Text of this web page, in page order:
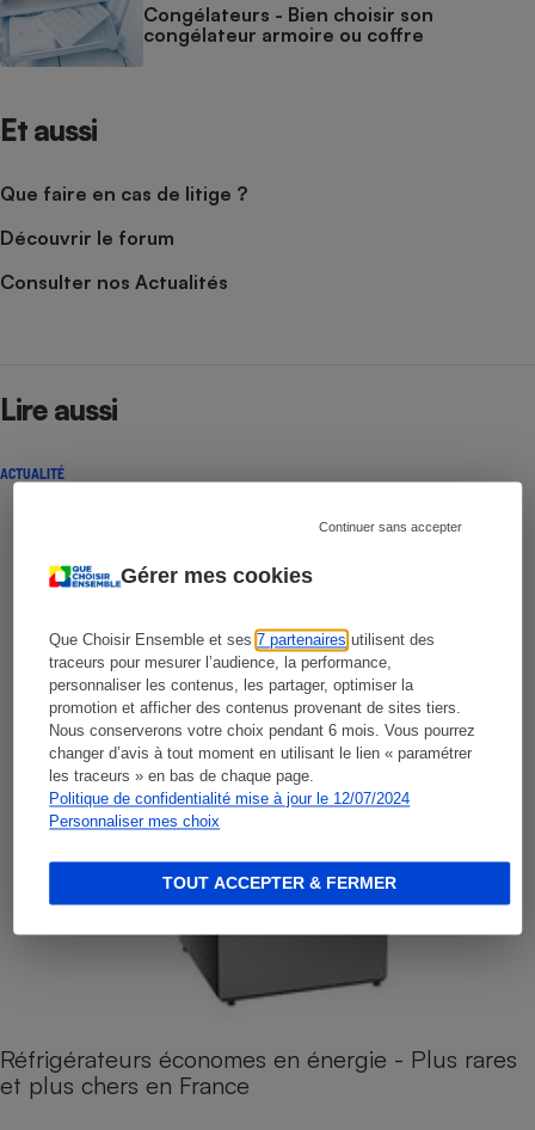
Gérer mes cookies
Que Choisir Ensemble et ses7 partenaires utilisent des
traceurs pour mesurer l’audience, la performance,
personnaliser les contenus, les partager, optimiser la
promotion et afficher des contenus provenant de sites tiers.
Nous conserverons votre choix pendant 6 mois. Vous pourrez
changer d’avis à tout moment en utilisant le lien « paramétrer
les traceurs » en bas de chaque page.
Politique de confidentialité mise à jour le 12/07/2024
Personnaliser mes choix
Continuer sans accepter
TOUT ACCEPTER & FERMER
Congélateurs - Bien choisir son
congélateur armoire ou coffre
Et aussi
Que faire en cas de litige ?
Découvrir le forum
Consulter nos Actualités
Lire aussi
ACTUALITÉ
Réfrigérateurs économes en énergie - Plus rares
et plus chers en France